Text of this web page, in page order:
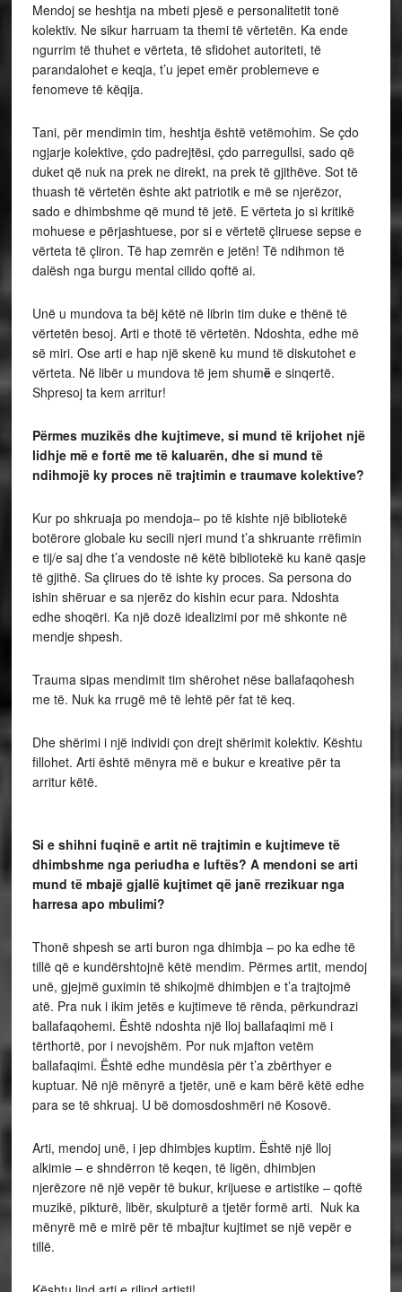
Mendoj se heshtja na mbeti pjesë e personalitetit tonë
kolektiv. Ne sikur harruam ta themi të vërtetën. Ka ende
ngurrim të thuhet e vërteta, të sfidohet autoriteti, të
parandalohet e keqja, t’u jepet emër problemeve e
fenomeve të këqija.
Tani, për mendimin tim, heshtja është vetëmohim. Se çdo
ngjarje kolektive, çdo padrejtësi, çdo parregullsi, sado që
duket që nuk na prek ne direkt, na prek të gjithëve. Sot të
thuash të vërtetën ështe akt patriotik e më se njerëzor,
sado e dhimbshme që mund të jetë. E vërteta jo si kritikë
mohuese e përjashtuese, por si e vërtetë çliruese sepse e
vërteta të çliron. Të hap zemrën e jetën! Të ndihmon të
dalësh nga burgu mental cilido qoftë ai.
Unë u mundova ta bëj këtë në librin tim duke e thënë të
vërtetën besoj. Arti e thotë të vërtetën. Ndoshta, edhe më
së miri. Ose arti e hap një skenë ku mund të diskutohet e
vërteta. Në libër u mundova të jem shumëe sinqertë.
Shpresoj ta kem arritur!
Përmes muzikës dhe kujtimeve, si mund të krijohet një
lidhje më e fortë me të kaluarën, dhe si mund të
ndihmojë ky proces në trajtimin e traumave kolektive?
Kur po shkruaja po mendoja– po të kishte një bibliotekë
botërore globale ku secili njeri mund t’a shkruante rrëfimin
e tij/e saj dhe t’a vendoste në këtë bibliotekë ku kanë qasje
të gjithë. Sa çlirues do të ishte ky proces. Sa persona do
ishin shëruar e sa njerëz do kishin ecur para. Ndoshta
edhe shoqëri. Ka një dozë idealizimi por më shkonte në
mendje shpesh.
Trauma sipas mendimit tim shërohet nëse ballafaqohesh
me të. Nuk ka rrugë më të lehtë për fat të keq.
Dhe shërimi i një individi çon drejt shërimit kolektiv. Kështu
fillohet. Arti është mënyra më e bukur e kreative për ta
arritur këtë.
Si e shihni fuqinë e artit në trajtimin e kujtimeve të
dhimbshme nga periudha e luftës? A mendoni se arti
mund të mbajë gjallë kujtimet që janë rrezikuar nga
harresa apo mbulimi?
Thonë shpesh se arti buron nga dhimbja – po ka edhe të
tillë që e kundërshtojnë këtë mendim. Përmes artit, mendoj
unë, gjejmë guximin të shikojmë dhimbjen e t’a trajtojmë
atë. Pra nuk i ikim jetës e kujtimeve të rënda, përkundrazi
ballafaqohemi. Është ndoshta një lloj ballafaqimi më i
tërthortë, por i nevojshëm. Por nuk mjafton vetëm
ballafaqimi. Është edhe mundësia për t’a zbërthyer e
kuptuar. Në një mënyrë a tjetër, unë e kam bërë këtë edhe
para se të shkruaj. U bë domosdoshmëri në Kosovë.
Arti, mendoj unë, i jep dhimbjes kuptim. Është një lloj
alkimie – e shndërron të keqen, të ligën, dhimbjen
njerëzore në një vepër të bukur, krijuese e artistike – qoftë
muzikë, pikturë, libër, skulpturë a tjetër formë arti. Nuk ka
mënyrë më e mirë për të mbajtur kujtimet se një vepër e
tillë.